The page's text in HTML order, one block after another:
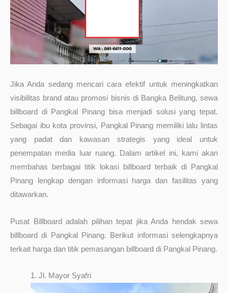
Jika Anda sedang mencari cara efektif untuk meningkatkan
visibilitas brand atau promosi bisnis di Bangka Belitung, sewa
billboard di Pangkal Pinang bisa menjadi solusi yang tepat.
Sebagai ibu kota provinsi, Pangkal Pinang memiliki lalu lintas
yang padat dan kawasan strategis yang ideal untuk
penempatan media luar ruang. Dalam artikel ini, kami akan
membahas berbagai titik lokasi billboard terbaik di Pangkal
Pinang lengkap dengan informasi harga dan fasilitas yang
ditawarkan.
Pusat Billboard adalah pilihan tepat jika Anda hendak sewa
billboard di Pangkal Pinang. Berikut informasi selengkapnya
terkait harga dan titik pemasangan billboard di Pangkal Pinang.
1. Jl. Mayor Syafri